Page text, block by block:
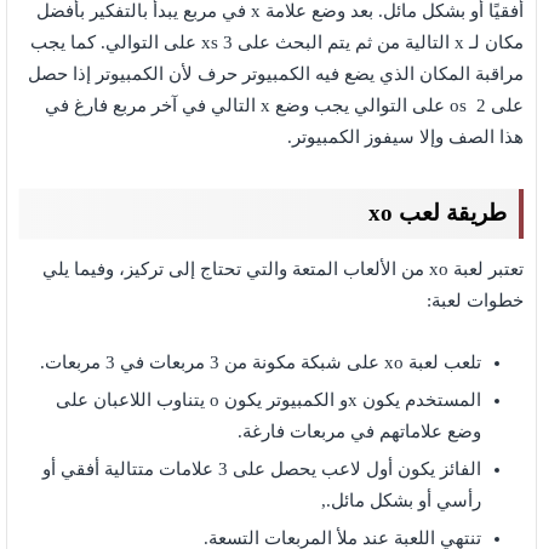
أفقيًا أو بشكل مائل. بعد وضع علامة x في مربع يبدأ بالتفكير بأفضل
مكان لـ x التالية من ثم يتم البحث على 3 xs على التوالي. كما يجب
مراقبة المكان الذي يضع فيه الكمبيوتر حرف لأن الكمبيوتر إذا حصل
على 2 os على التوالي يجب وضع x التالي في آخر مربع فارغ في
هذا الصف وإلا سيفوز الكمبيوتر.
طريقة لعب xo
تعتبر لعبة xo من الألعاب المتعة والتي تحتاج إلى تركيز، وفيما يلي
خطوات لعبة:
تلعب لعبة xo على شبكة مكونة من 3 مربعات في 3 مربعات.
المستخدم يكون xو الكمبيوتر يكون o يتناوب اللاعبان على
وضع علاماتهم في مربعات فارغة.
الفائز يكون أول لاعب يحصل على 3 علامات متتالية أفقي أو
رأسي أو بشكل مائل.,
تنتهي اللعبة عند ملأ المربعات التسعة.